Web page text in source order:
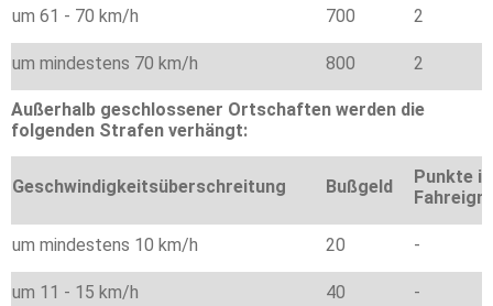
um 61 - 70 km/h 700 2
um mindestens 70 km/h 800 2
Außerhalb geschlossener Ortschaften werden die
folgenden Strafen verhängt:
Geschwindigkeitsüberschreitung Bußgeld
Punkte
um mindestens 10 km/h 20 -
um 11 - 15 km/h 40 -